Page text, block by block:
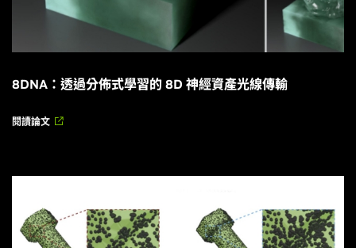
查看演講詳細資訊
8DNA：透過分佈式學習的 8D 神經資產光線傳輸
閱讀論文